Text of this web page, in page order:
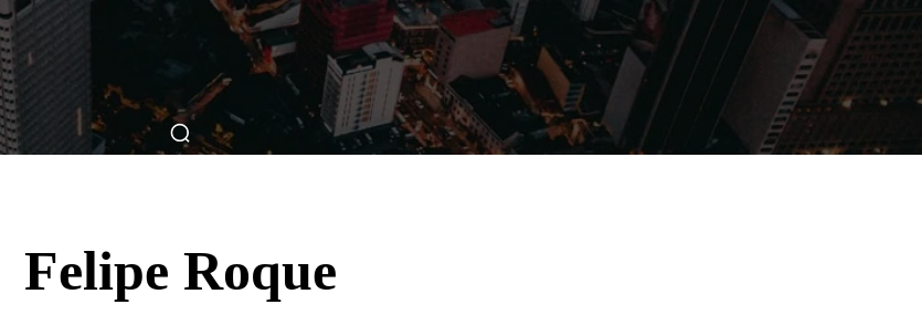
Breve Nos Cinemas Matérias Nos Cinemas Filmes Séries Música Gênero
Felipe Roque